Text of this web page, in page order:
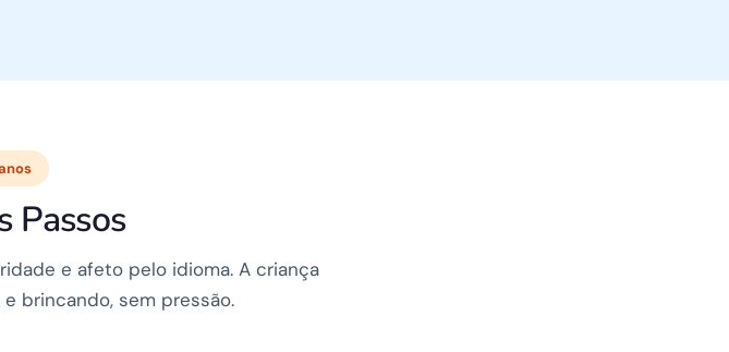
Passos
e afeto pelo idioma. A criança
brincando, sem pressão.